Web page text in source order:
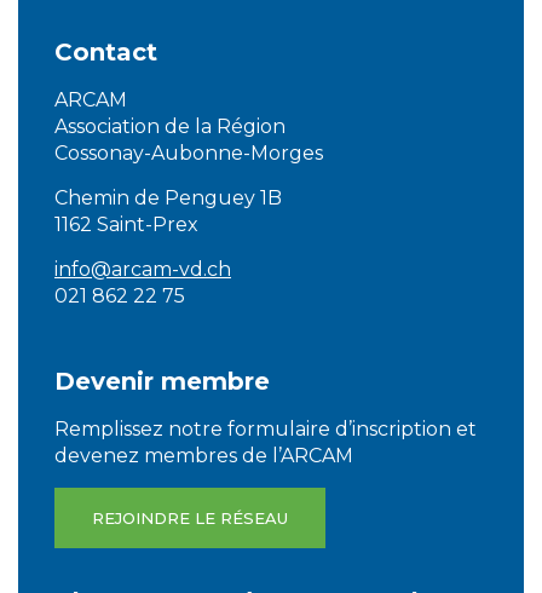
Contact
ARCAM
Association de la Région
Cossonay-Aubonne-Morges
Chemin de Penguey 1B
1162 Saint-Prex
info@arcam-vd.ch
021 862 22 75
Devenir membre
Remplissez notre formulaire d’inscription et
devenez membres de l’ARCAM
REJOINDRE LE RÉSEAU